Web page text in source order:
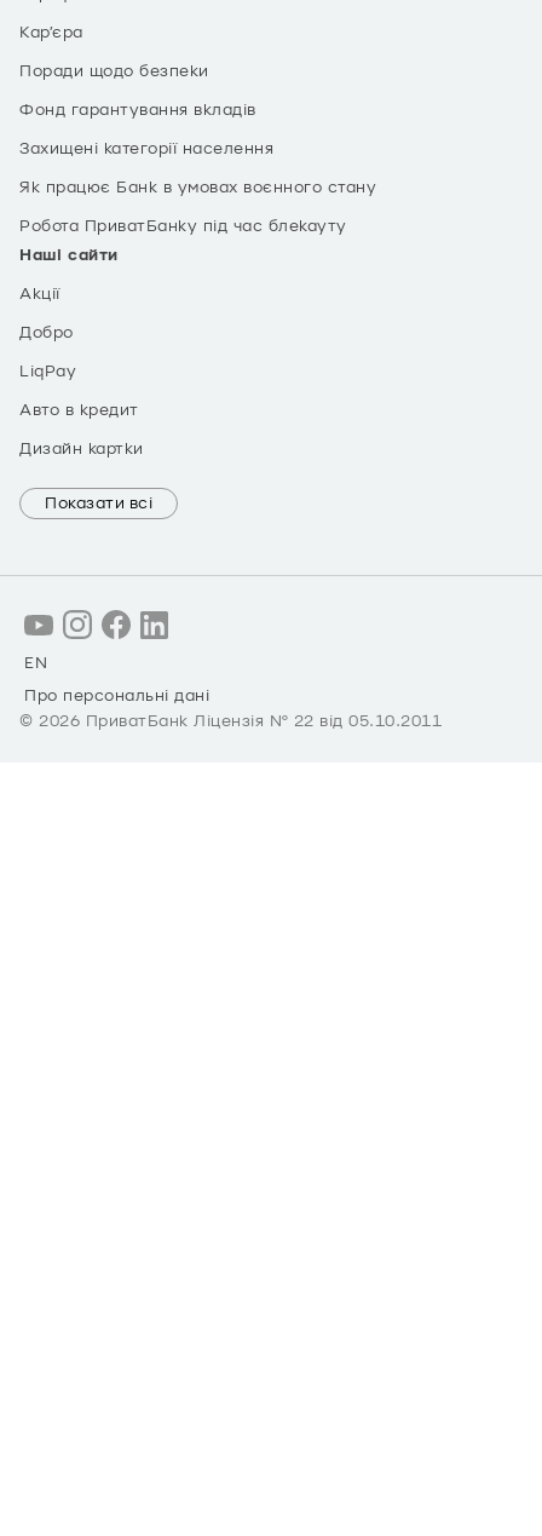
Кар’єра
Поради щодо безпеки
Фонд гарантування вкладів
Захищені категорії населення
Як працює Банк в умовах воєнного стану
Робота ПриватБанку під час блекауту
Наші сайти
Акції
Добро
LiqPay
Авто в кредит
Дизайн картки
Показати всі
EN
Про персональні дані
© 2026 ПриватБанк Ліцензія № 22 від 05.10.2011